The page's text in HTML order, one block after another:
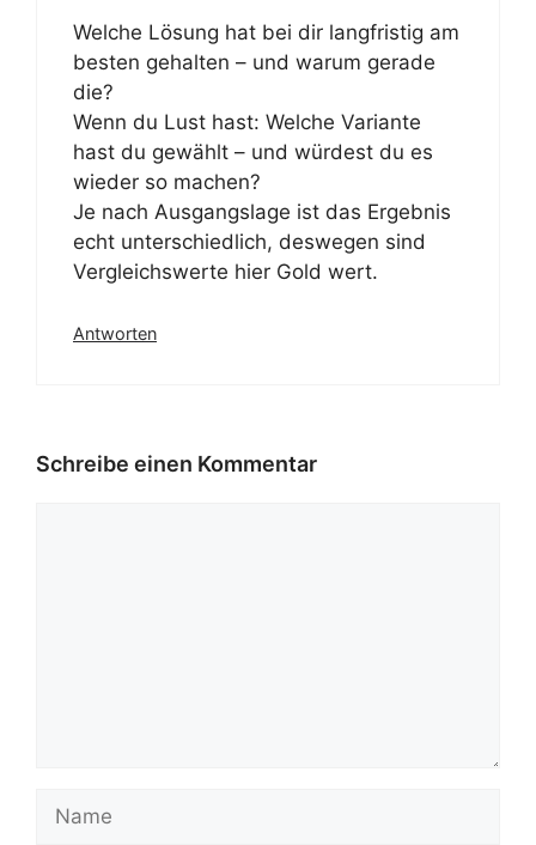
Welche Lösung hat bei dir langfristig am
besten gehalten – und warum gerade
die?
Wenn du Lust hast: Welche Variante
hast du gewählt – und würdest du es
wieder so machen?
Je nach Ausgangslage ist das Ergebnis
echt unterschiedlich, deswegen sind
Vergleichswerte hier Gold wert.
Antworten
Schreibe einen Kommentar
Name